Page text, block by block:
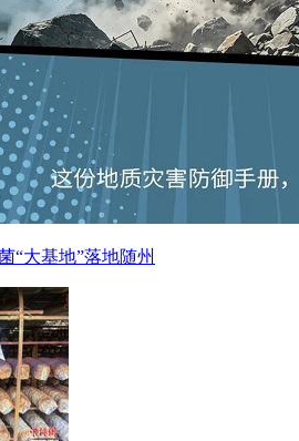
“大基地”落地随州